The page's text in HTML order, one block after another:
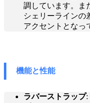
調しています。ま
シェリーラインの
アクセントとなっ
機能と性能
ラバーストラップ: